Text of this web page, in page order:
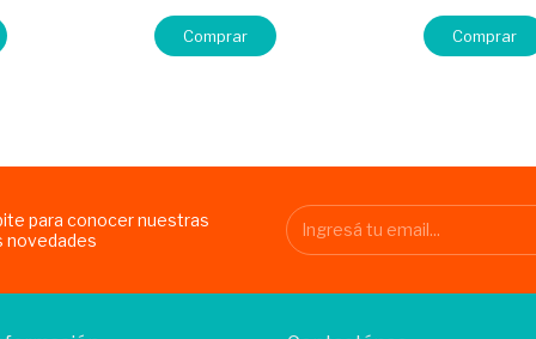
Comprar Comprar
para conocer nuestras
novedades